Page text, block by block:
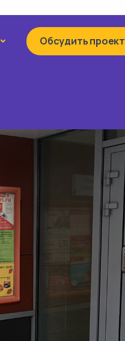
КонтактыОбсудить проект